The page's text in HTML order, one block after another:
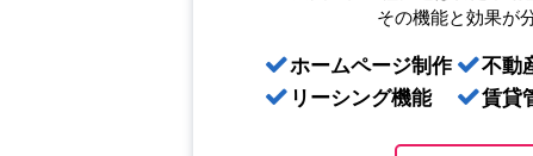
その機能と効果が
ホームページ制作
リーシング機能
不動
賃貸